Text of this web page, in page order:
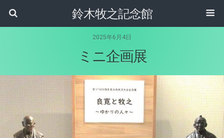
鈴木牧之記念館
2025年6月4日
ミニ企画展